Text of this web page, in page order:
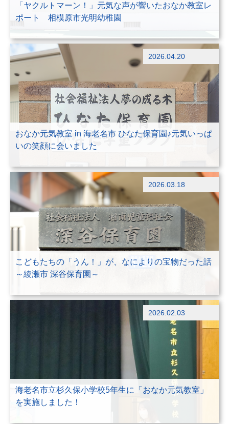
「ヤクルトマーン！」元気な声が響いたおなか教室レ
ポート 相模原市光明幼稚園
ブログ
出前授業
2026.04.20
おなか元気教室 in 海老名市 ひなた保育園♪元気いっぱ
いの笑顔に会いました
ブログ
出前授業
2026.03.18
こどもたちの「うん！」が、なによりの宝物だった話
～綾瀬市 深谷保育園～
2026.02.03
海老名市立杉久保小学校5年生に「おなか元気教室」
を実施しました！